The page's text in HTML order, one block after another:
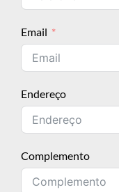
Email
Endereço
Complemento